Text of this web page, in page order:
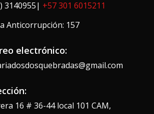
3140955| +57 301 6015211
Anticorrupción: 157
electrónico:
16 # 36-44 local 101 CAM,